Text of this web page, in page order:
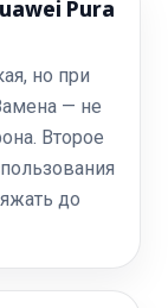
Pura
но при
— не
Второе
до